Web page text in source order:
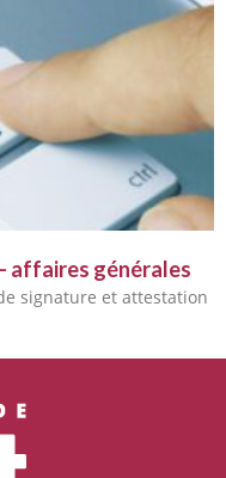
affaires générales
signature et attestation